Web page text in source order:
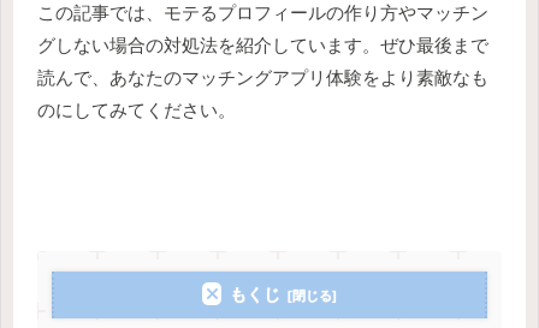
この記事では、モテるプロフィールの作り方やマッチン
グしない場合の対処法を紹介しています。ぜひ最後まで
読んで、あなたのマッチングアプリ体験をより素敵なも
のにしてみてください。
もくじ